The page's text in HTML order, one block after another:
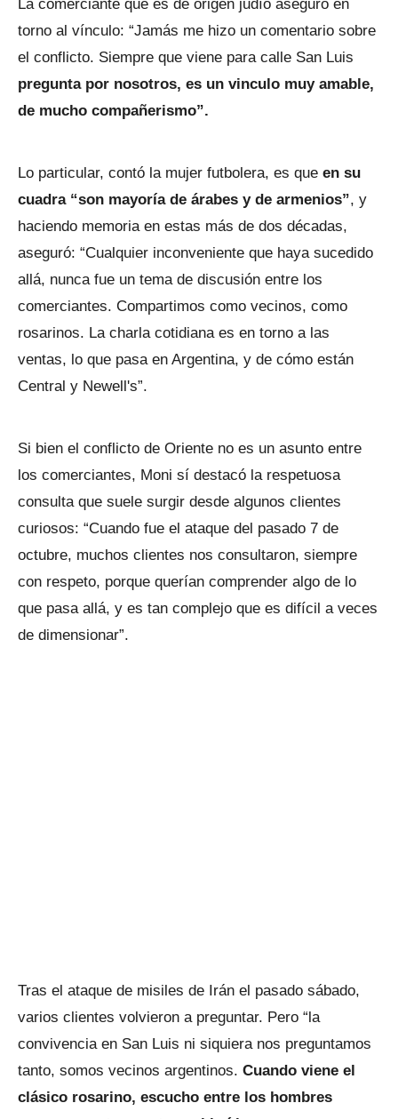
La comerciante que es de origen judío aseguró en
torno al vínculo: “Jamás me hizo un comentario sobre
el conflicto. Siempre que viene para calle San Luis
pregunta por nosotros, es un vinculo muy amable,
de mucho compañerismo”.
Lo particular, contó la mujer futbolera, es que en su
cuadra “son mayoría de árabes y de armenios”, y
haciendo memoria en estas más de dos décadas,
aseguró: “Cualquier inconveniente que haya sucedido
allá, nunca fue un tema de discusión entre los
comerciantes. Compartimos como vecinos, como
rosarinos. La charla cotidiana es en torno a las
ventas, lo que pasa en Argentina, y de cómo están
Central y Newell's”.
Si bien el conflicto de Oriente no es un asunto entre
los comerciantes, Moni sí destacó la respetuosa
consulta que suele surgir desde algunos clientes
curiosos: “Cuando fue el ataque del pasado 7 de
octubre, muchos clientes nos consultaron, siempre
con respeto, porque querían comprender algo de lo
que pasa allá, y es tan complejo que es difícil a veces
de dimensionar”.
Tras el ataque de misiles de Irán el pasado sábado,
varios clientes volvieron a preguntar. Pero “la
convivencia en San Luis ni siquiera nos preguntamos
tanto, somos vecinos argentinos. Cuando viene el
clásico rosarino, escucho entre los hombres